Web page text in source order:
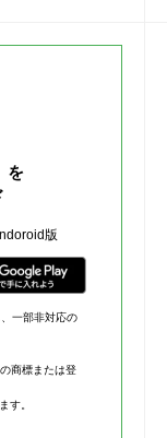
を
版
一部非対応の
商標または登
す。